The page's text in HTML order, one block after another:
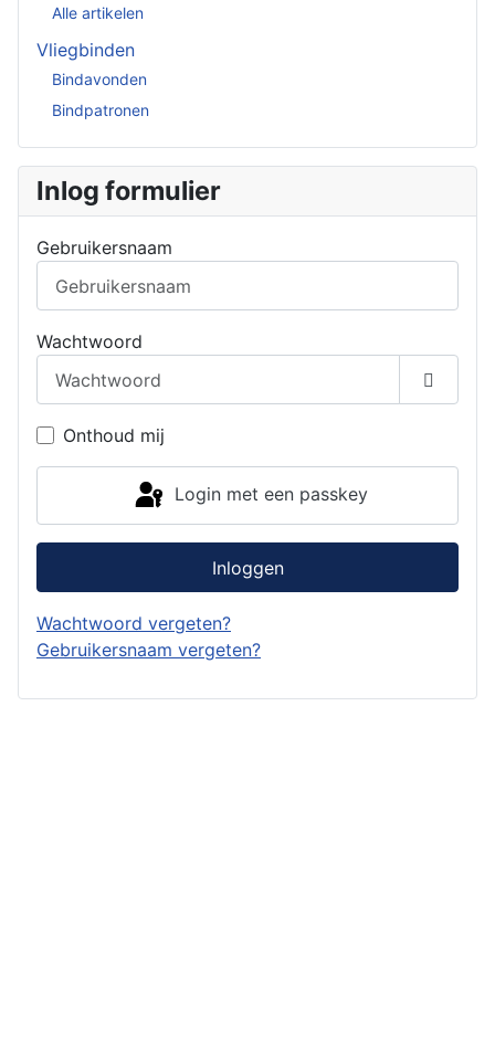
Alle artikelen
Vliegbinden
Bindavonden
Bindpatronen
Inlog formulier
Gebruikersnaam
Wachtwoord
Toon
Onthoud mij
Login met een passkey
Inloggen
Wachtwoord vergeten?
Gebruikersnaam vergeten?